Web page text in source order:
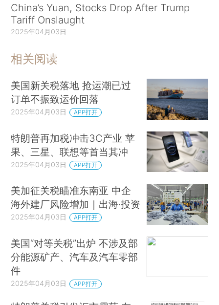
China’s Yuan, Stocks Drop After Trump
Tariff Onslaught
2025年04月03日
相关阅读
美国新关税落地 抢运潮已过
订单不振致运价回落
2025年04月03日 APP打开
特朗普再加税冲击3C产业 苹
果、三星、联想等首当其冲
2025年04月03日 APP打开
美加征关税瞄准东南亚 中企
海外建厂风险增加｜出海·投资
2025年04月03日 APP打开
美国“对等关税”出炉 不涉及部
分能源矿产、汽车及汽车零部
件
2025年04月03日 APP打开